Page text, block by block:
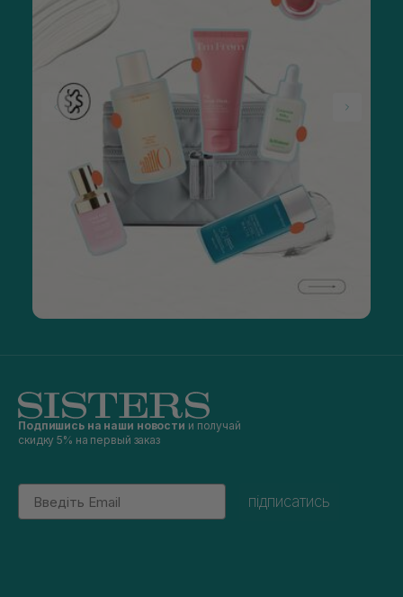
Подпишись на наши новости и получай
скидку 5% на первый заказ
Email
підписатись